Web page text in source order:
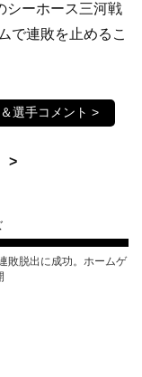
シーホース三河戦
で連敗を止めるこ
選手コメント >
敗脱出に成功。ホームゲ